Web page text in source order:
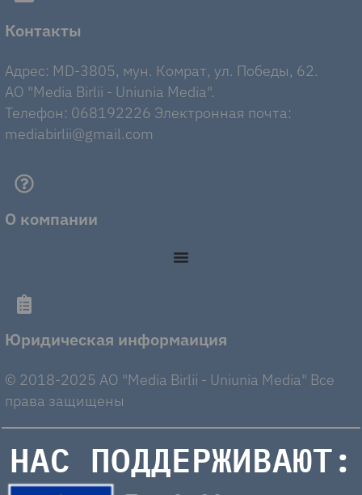
Контакты
Адрес: MD-3805, мун. Комрат, ул. Победы, 62.
AO "Media Birlii - Uniunia Media".
Телефон: 068192226 Электронная почта:
mediabirlii@gmail.com
О компании
Юридическая информаиция
© 2018-2025 AO "Media Birlii - Uniunia Media" Все
права защищены
НАС ПОДДЕРЖИВАЮТ: